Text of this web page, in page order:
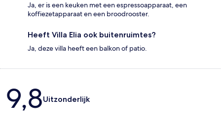
Ja, er is een keuken met een espressoapparaat, een
koffiezetapparaat en een broodrooster.
Heeft Villa Elia ook buitenruimtes?
Ja, deze villa heeft een balkon of patio.
Beoordelingen
9,8Uitzonderlijk